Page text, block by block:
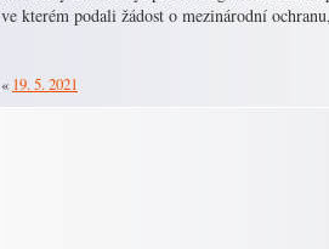
ve kterém podali žádost o mezinárodní
« 19. 5. 2021